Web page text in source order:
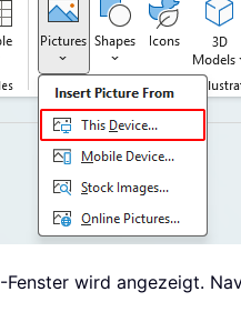
-Fenster wird angezeigt.